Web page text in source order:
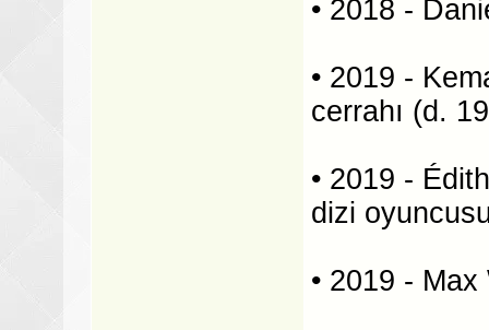
• 2018 -
• 2019 -
cerrahı (d.
• 2019 -
dizi
• 2019 -